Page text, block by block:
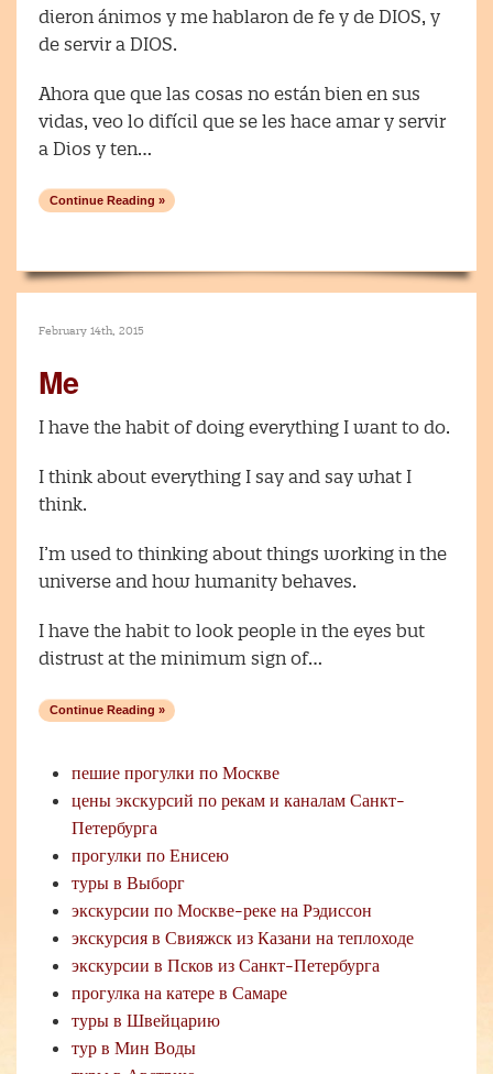
dieron ánimos y me hablaron de fe y de DIOS, y
de servir a DIOS.
Ahora que que las cosas no están bien en sus
vidas, veo lo difícil que se les hace amar y servir
a Dios y ten…
Continue Reading »
February 14th, 2015
Me
I have the habit of doing everything I want to do.
I think about everything I say and say what I
think.
I’m used to thinking about things working in the
universe and how humanity behaves.
I have the habit to look people in the eyes but
distrust at the minimum sign of…
Continue Reading »
пешие прогулки по Москве
цены экскурсий по рекам и каналам Санкт-
Петербурга
прогулки по Енисею
туры в Выборг
экскурсии по Москве-реке на Рэдиссон
экскурсия в Свияжск из Казани на теплоходе
экскурсии в Псков из Санкт-Петербурга
прогулка на катере в Самаре
туры в Швейцарию
тур в Мин Воды